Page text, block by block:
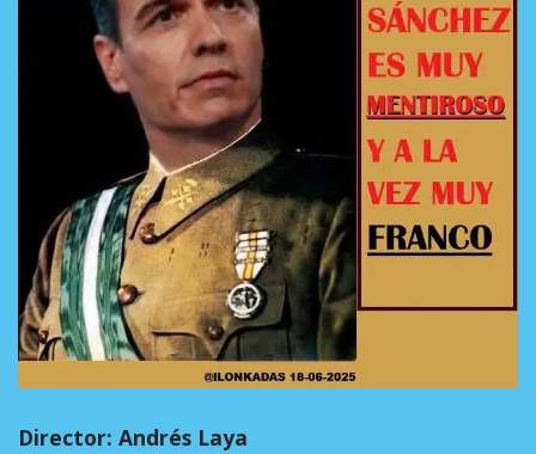
Director: Andrés Laya